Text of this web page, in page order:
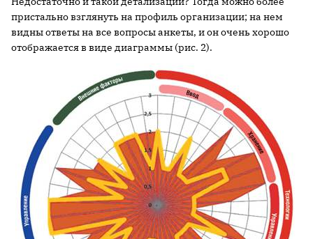
пристально взглянуть на профиль организации; на нем
видны ответы на все вопросы анкеты, и он очень хорошо
отображается в виде диаграммы (рис. 2).